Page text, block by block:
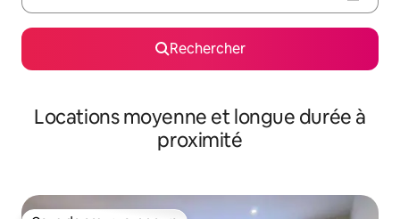
Rechercher
Locations moyenne et longue durée à
proximité